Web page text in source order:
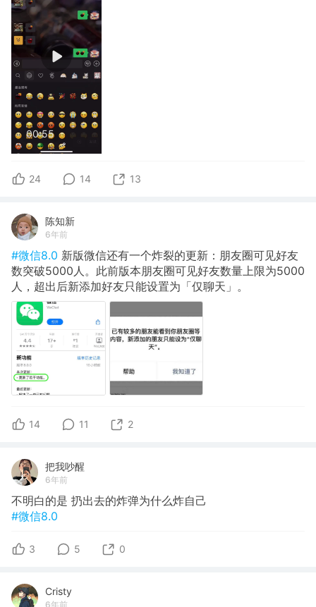
00:55
24 14 13
陈知新
6年前
#微信8.0 新版微信还有一个炸裂的更新：朋友圈可见好友
数突破5000人。此前版本朋友圈可见好友数量上限为5000
人，超出后新添加好友只能设置为「仅聊天」。
14 11 2
把我吵醒
6年前
不明白的是 扔出去的炸弹为什么炸自己
#微信8.0
3 5 0
Cristy
6年前